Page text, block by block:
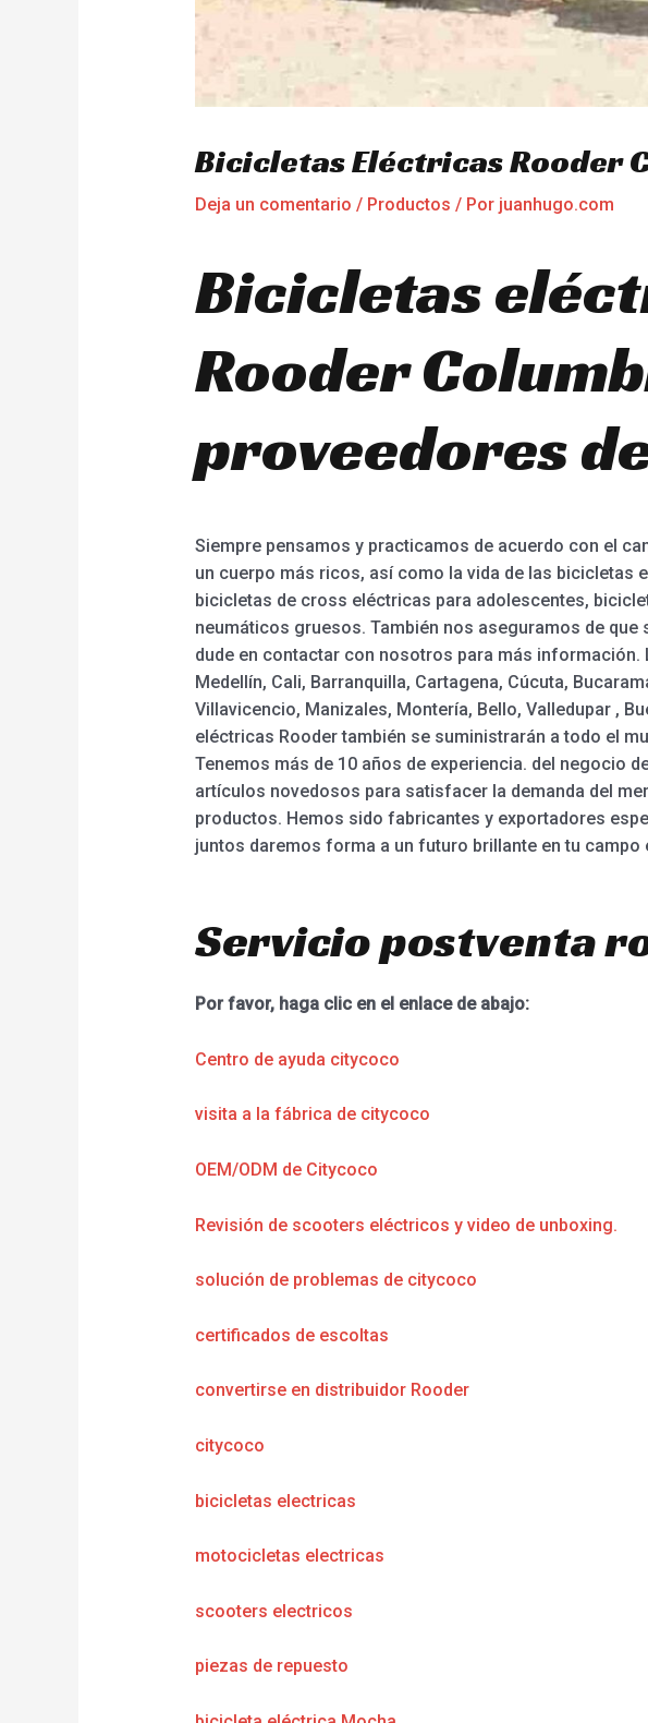
Bicicletas Eléctricas Rooder
Deja un comentario / Productos / Por juanhugo.com
Bicicletas
Rooder
proveedores
Siempre pensamos y practicamos de acuerdo con el
un cuerpo más ricos, así como la vida de las
bicicletas de cross eléctricas para adolescentes,
neumáticos gruesos. También nos aseguramos de
dude en contactar con nosotros para más
Medellín, Cali, Barranquilla, Cartagena, Cúcuta,
Villavicencio, Manizales, Montería, Bello, Valledupar ,
eléctricas Rooder también se suministrarán a todo el
Tenemos más de 10 años de experiencia. del negocio
artículos novedosos para satisfacer la demanda del
productos. Hemos sido fabricantes y exportadores
juntos daremos forma a un futuro brillante en tu campo
Servicio postventa
Por favor, haga clic en el enlace de abajo:
Centro de ayuda citycoco
visita a la fábrica de citycoco
OEM/ODM de Citycoco
Revisión de scooters eléctricos y video de unboxing.
solución de problemas de citycoco
certificados de escoltas
convertirse en distribuidor Rooder
citycoco
bicicletas electricas
motocicletas electricas
scooters electricos
piezas de repuesto